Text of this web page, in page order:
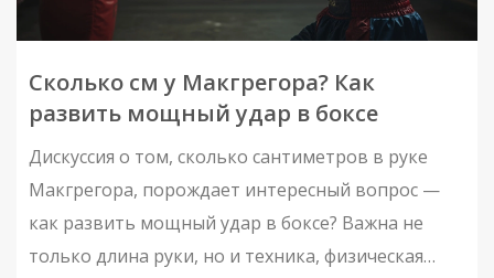
Сколько см у Макгрегора? Как
развить мощный удар в боксе
Дискуссия о том, сколько сантиметров в руке
Макгрегора, порождает интересный вопрос —
как развить мощный удар в боксе? Важна не
только длина руки, но и техника, физическая